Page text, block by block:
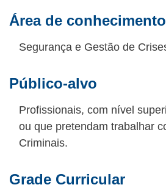
Área de conhecimento
Segurança e Gestão de
Público-alvo
Profissionais, com nível
ou que pretendam trabalhar
Criminais.
Grade Curricular